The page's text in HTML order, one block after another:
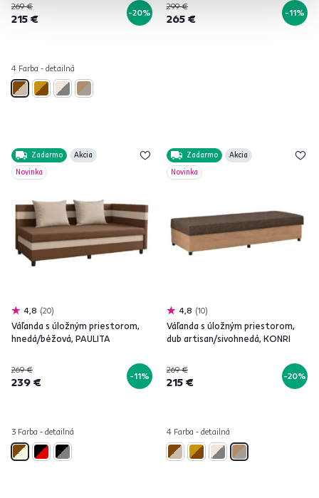
269 €
215 € -20%
4 Farba - detailná
299 €
265 € -11%
Zadarmo
Akcia
Novinka
4,8 20
Váľanda s úložným priestorom,
hnedá/béžová, PAULITA
269 €
239 € -11%
3 Farba - detailná
Zadarmo
Akcia
Novinka
4,8 10
Váľanda s úložným priestorom,
dub artisan/sivohnedá, KONRI
269 €
215 € -20%
4 Farba - detailná